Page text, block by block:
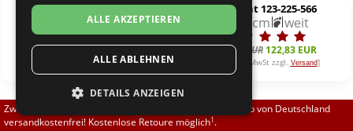
TopTanz
Top Tanz Sport-Dancer 1210
normal
149,90 EUR134,91 EUR
[inkl. 19% MwSt zzgl.Versand]
Diamant 123-225-566
2,5 cm weit
144,50 EUR 122,83 EUR
[inkl. 19% MwSt zzgl. Versand]
Zwischen 70,00 EUR und 800,00 EUR liefern wir innerhalb von Deutschland
versandkostenfrei! Kostenlose Retoure möglich1.
ALLE AKZEPTIEREN
ALLE ABLEHNEN
DETAILS ANZEIGEN